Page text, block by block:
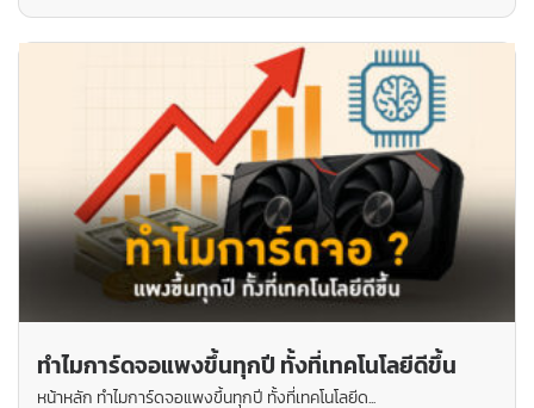
ทำไมการ์ดจอแพงขึ้นทุกปี ทั้งที่เทคโนโลยีดีขึ้น
หน้าหลัก ทำไมการ์ดจอแพงขึ้นทุกปี ทั้งที่เทคโนโลยีด...